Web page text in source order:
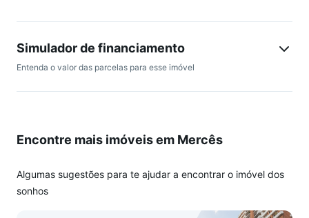
Simulador de financiamento
Entenda o valor das parcelas para esse imóvel
Encontre mais imóveis em Mercês
Algumas sugestões para te ajudar a encontrar o imóvel dos
sonhos